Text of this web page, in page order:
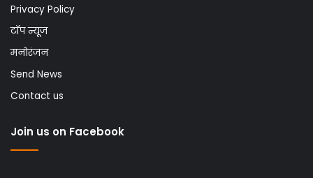
Privacy Policy
टॉप न्यूज
मनोरंजन
Send News
Contact us
Join us on Facebook